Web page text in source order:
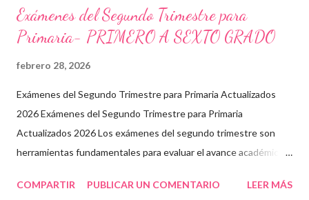
Exámenes del Segundo Trimestre para
Primaria- PRIMERO A SEXTO GRADO
febrero 28, 2026
Exámenes del Segundo Trimestre para Primaria Actualizados
2026 Exámenes del Segundo Trimestre para Primaria
Actualizados 2026 Los exámenes del segundo trimestre son
herramientas fundamentales para evaluar el avance académico
descargable en PDF, diseñado para docentes que buscan
COMPARTIR PUBLICAR UN COMENTARIO LEER MÁS